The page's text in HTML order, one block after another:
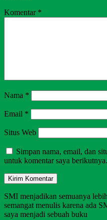
Komentar *
Nama *
Email *
Situs Web
Simpan nama, email, dan
untuk komentar saya berikutnya.
SMI menjadikan semuanya
semangat menulis karena ada
saya menjadi sebuah buku